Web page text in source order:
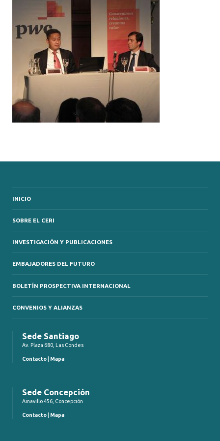
INICIO
SOBRE EL CERI
INVESTIGACIÓN Y PUBLICACIONES
EMBAJADORES DEL FUTURO
BOLETÍN PROSPECTIVA INTERNACIONAL
CONVENIOS Y ALIANZAS
Sede Santiago
Av. Plaza 680, Las Condes
Contacto Mapa
Sede Concepción
Ainavillo 456, Concepción
Contacto Mapa